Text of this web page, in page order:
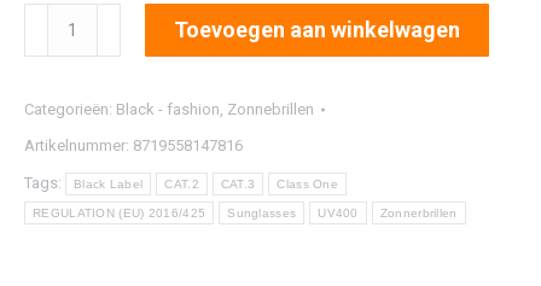
aantal
Toevoegen aan winkelwagen
Categorieën: Black - fashion, Zonnebrillen
Artikelnummer: 8719558147816
Tags: Black Label CAT.2 CAT.3 Class One
REGULATION (EU) 2016/425 Sunglasses UV400 Zonnerbrillen